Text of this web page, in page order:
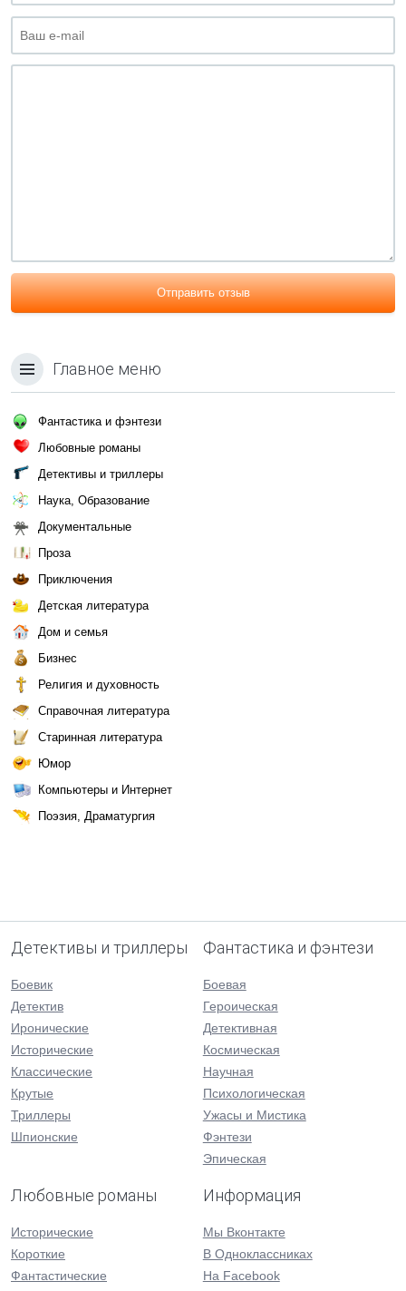
Отправить отзыв
Главное меню
Фантастика и фэнтези
Любовные романы
Детективы и триллеры
Наука, Образование
Документальные
Проза
Приключения
Детская литература
Дом и семья
Бизнес
Религия и духовность
Справочная литература
Старинная литература
Юмор
Компьютеры и Интернет
Поэзия, Драматургия
Детективы и триллеры
Боевик
Детектив
Иронические
Исторические
Классические
Крутые
Триллеры
Шпионские
Фантастика и фэнтези
Боевая
Героическая
Детективная
Космическая
Научная
Психологическая
Ужасы и Мистика
Фэнтези
Эпическая
Любовные романы
Исторические
Короткие
Фантастические
Информация
Мы Вконтакте
В Одноклассниках
На Facebook